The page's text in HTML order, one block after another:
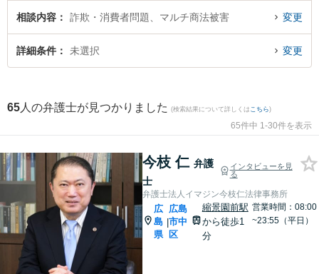
ています。『広島県で土日や夜間に発生したマルチ商法被害のトラブルを今す
ぐに弁護士に相談したい』『マルチ商法被害のトラブル解決の実績豊富な近く
の弁護士を検索したい』『初回相談無料でマルチ商法被害を法律相談できる広
相談内容 詐欺・消費者問題、マルチ商法被害 変更
詳細条件 未選択 変更
65 人の弁護士が見つかりました (検索結果について詳しくは こちら)
65件中 1-30件を表示
今枝 仁 弁護
士
インタビューを見
る
弁護士法人イマジン今枝仁法律事務所
広
島
県
|
広島
市中
区
縮景園前駅
から徒歩1
分
営業時間：08:00
~23:55（平日）